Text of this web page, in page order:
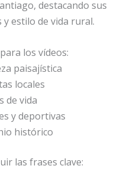
destacando sus
estilo de vida rural.
los vídeos:
paisajística
locales
de vida
y deportivas
histórico
las frases clave: